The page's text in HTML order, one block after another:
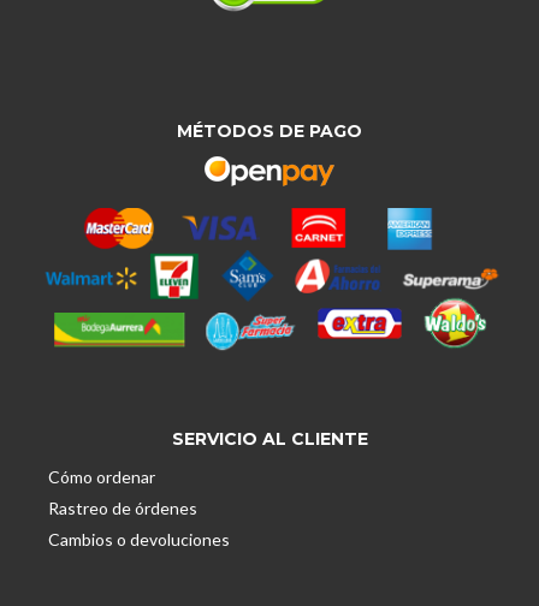
MÉTODOS DE PAGO
SERVICIO AL CLIENTE
Cómo ordenar
Rastreo de órdenes
Cambios o devoluciones